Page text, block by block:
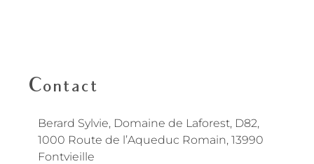
Contact
Berard Sylvie, Domaine de Laforest, D82,
1000 Route de l’Aqueduc Romain, 13990
Fontvieille